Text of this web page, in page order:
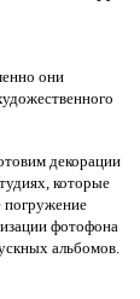
они
декорации
которые
погружение
фотофона
альбомов.